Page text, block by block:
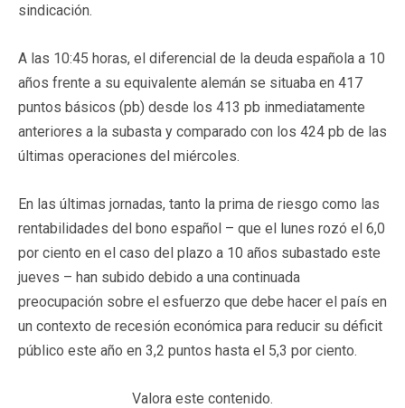
sindicación.
A las 10:45 horas, el diferencial de la deuda española a 10
años frente a su equivalente alemán se situaba en 417
puntos básicos (pb) desde los 413 pb inmediatamente
anteriores a la subasta y comparado con los 424 pb de las
últimas operaciones del miércoles.
En las últimas jornadas, tanto la prima de riesgo como las
rentabilidades del bono español – que el lunes rozó el 6,0
por ciento en el caso del plazo a 10 años subastado este
jueves – han subido debido a una continuada
preocupación sobre el esfuerzo que debe hacer el país en
un contexto de recesión económica para reducir su déficit
público este año en 3,2 puntos hasta el 5,3 por ciento.
Valora este contenido.